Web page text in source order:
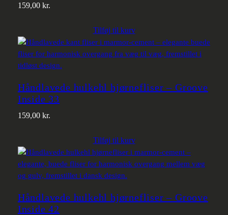
159,00 kr.
Tilføj til kurv
Håndlavede hulkehl hjørnefliser – Groove
Inside 33
159,00 kr.
Tilføj til kurv
Håndlavede hulkehl hjørnefliser – Groove
Inside 42